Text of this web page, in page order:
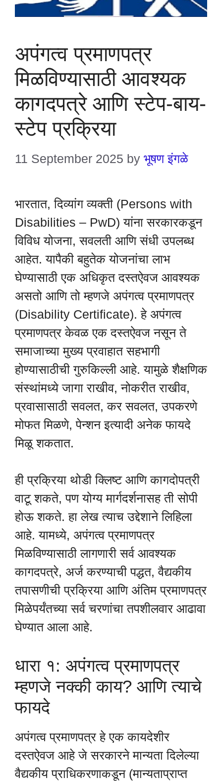
अपंगत्व प्रमाणपत्र
मिळविण्यासाठी आवश्यक
कागदपत्रे आणि स्टेप-बाय-
स्टेप प्रक्रिया
11 September 2025 by भूषण इंगळे
भारतात, दिव्यांग व्यक्ती (Persons with
Disabilities – PwD) यांना सरकारकडून
विविध योजना, सवलती आणि संधी उपलब्ध
आहेत. यापैकी बहुतेक योजनांचा लाभ
घेण्यासाठी एक अधिकृत दस्तऐवज आवश्यक
असतो आणि तो म्हणजे अपंगत्व प्रमाणपत्र
(Disability Certificate). हे अपंगत्व
प्रमाणपत्र केवळ एक दस्तऐवज नसून ते
समाजाच्या मुख्य प्रवाहात सहभागी
होण्यासाठीची गुरुकिल्ली आहे. यामुळे शैक्षणिक
संस्थांमध्ये जागा राखीव, नोकरीत राखीव,
प्रवासासाठी सवलत, कर सवलत, उपकरणे
मोफत मिळणे, पेन्शन इत्यादी अनेक फायदे
मिळू शकतात.
ही प्रक्रिया थोडी क्लिष्ट आणि कागदोपत्री
वाटू शकते, पण योग्य मार्गदर्शनासह ती सोपी
होऊ शकते. हा लेख त्याच उद्देशाने लिहिला
आहे. यामध्ये, अपंगत्व प्रमाणपत्र
मिळविण्यासाठी लागणारी सर्व आवश्यक
कागदपत्रे, अर्ज करण्याची पद्धत, वैद्यकीय
तपासणीची प्रक्रिया आणि अंतिम प्रमाणपत्र
मिळेपर्यंतच्या सर्व चरणांचा तपशीलवार आढावा
घेण्यात आला आहे.
धारा १: अपंगत्व प्रमाणपत्र
म्हणजे नक्की काय? आणि त्याचे
फायदे
अपंगत्व प्रमाणपत्र हे एक कायदेशीर
दस्तऐवज आहे जे सरकारने मान्यता दिलेल्या
वैद्यकीय प्राधिकरणाकडून (मान्यताप्राप्त